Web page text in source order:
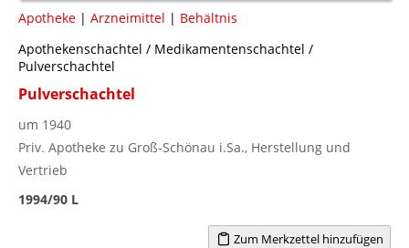
Apotheke | Arzneimittel | Behältnis
Apothekenschachtel / Medikamentenschachtel /
Pulverschachtel
Pulverschachtel
um 1940
Priv. Apotheke zu Groß-Schönau i.Sa., Herstellung und
Vertrieb
1994/90 L
Zum Merkzettel hinzufügen